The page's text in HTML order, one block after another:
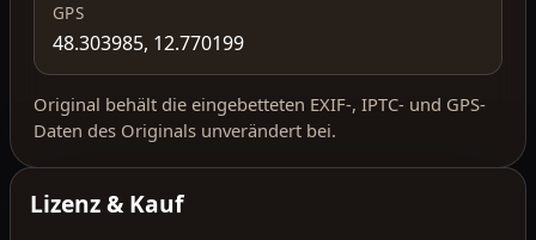
GPS
48.303985, 12.770199
Original behält die eingebetteten EXIF-, IPTC- und GPS-
Daten des Originals unverändert bei.
Lizenz & Kauf